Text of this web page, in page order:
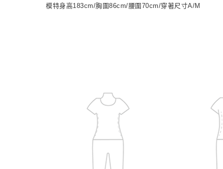
模特身高183cm/胸圍86cm/腰圍70cm/穿著尺寸A/M